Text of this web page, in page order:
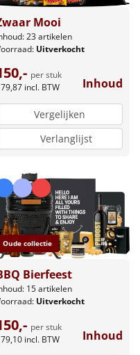
Mooi
23 artikelen
Uitverkocht
per stuk
incl. BTW Inhoud
Vergelijken
Verlanglijst
Oude collectie
Bierfeest
15 artikelen
Uitverkocht
per stuk
incl. BTW Inhoud